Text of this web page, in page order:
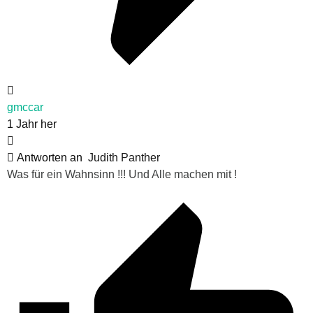
gmccar
1 Jahr her
Antworten an Judith Panther
Was für ein Wahnsinn !!! Und Alle machen mit !